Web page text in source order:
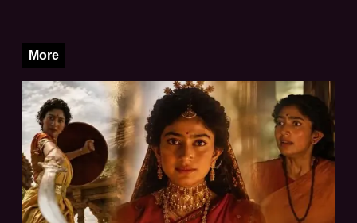
More